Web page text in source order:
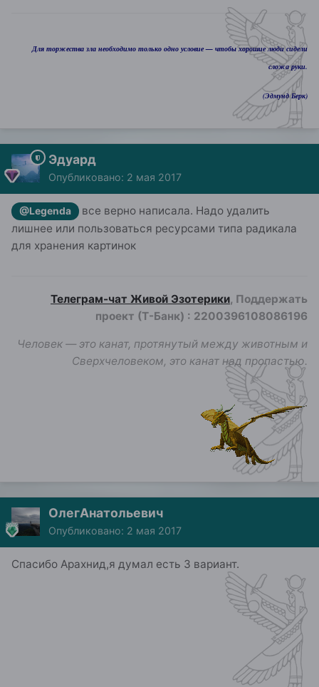
Для торжества зла необходимо только одно условие — чтобы хорошие люди сидели
сложа руки.
(Эдмунд Берк)
Эдуард
Опубликовано: 2 мая 2017
@Legenda
все верно написала. Надо удалить
лишнее или пользоваться ресурсами типа радикала
для хранения картинок
Телеграм-чат Живой Эзотерики, Поддержать
проект (Т-Банк) : 2200396108086196
Человек — это канат, протянутый между животным и
Сверхчеловеком, это канат над пропастью.
ОлегАнатольевич
Опубликовано: 2 мая 2017
Спасибо Арахнид,я думал есть 3 вариант.